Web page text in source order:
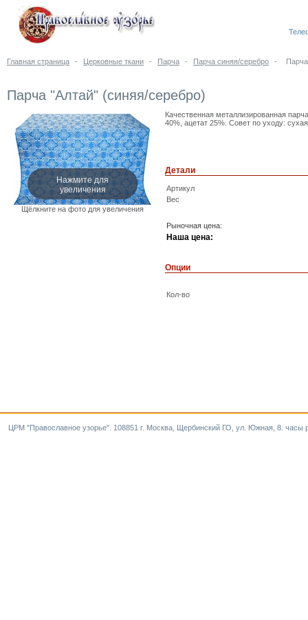
Главная страница - Церковные ткани - Парча - Парча синяя/серебро -
Парча "Алтай" (синяя/серебро)
Нажмите для
увеличения
Щёлкните на фото для увеличения
Качественная металлизированная
40%, ацетат 25%. Совет по уходу:
Детали
Артикул
Вес
Рыночная цена:
Наша цена:
Опции
Кол-во
ЦРМ "Православное узорье". 108851 г. Москва, Щербинский ГО, ул. Южная, 8. часы